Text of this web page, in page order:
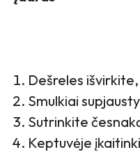
Dešreles
Smulkiai
Sutrinkite
Keptuvėje